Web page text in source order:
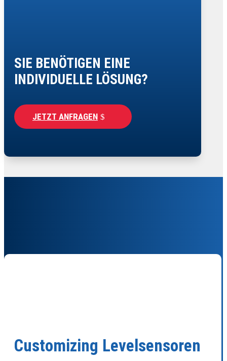
SIE BENÖTIGEN EINE
INDIVIDUELLE LÖSUNG?
JETZT ANFRAGEN
Customizing Levelsensoren